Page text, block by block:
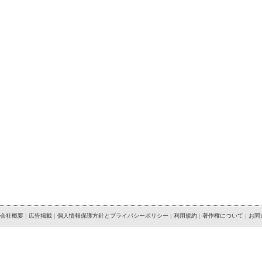
会社概要 | 広告掲載 | 個人情報保護方針とプライバシーポリシー | 利用規約 | 著作権について | お問